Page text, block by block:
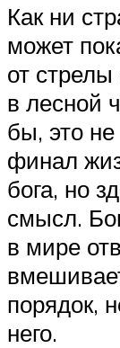
Как ни
может
от стрелы
в лесной
бы, это
финал
бога, но
смысл.
в мире
порядок,
него.